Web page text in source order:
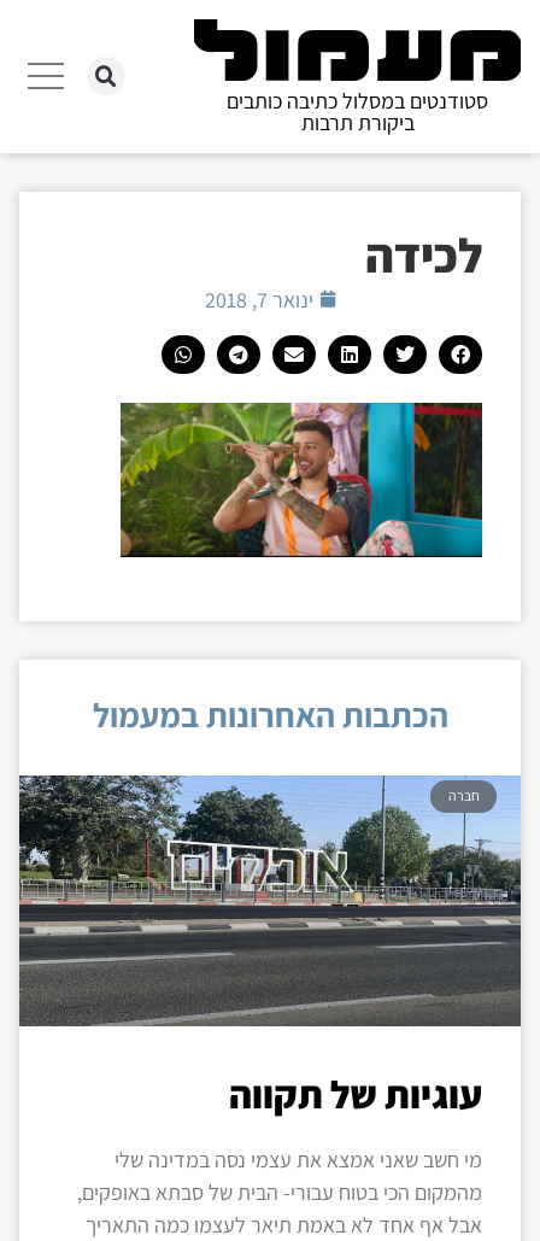
סטודנטים במסלול כתיבה כותבים
ביקורת תרבות
‏‏לכידה
ינואר 7, 2018
הכתבות האחרונות במעמול
חברה
עוגיות של תקווה
מי חשב שאני אמצא את עצמי נסה במדינה שלי
מהמקום הכי בטוח עבורי- הבית של סבתא באופקים,
אבל אף אחד לא באמת תיאר לעצמו כמה התאריך